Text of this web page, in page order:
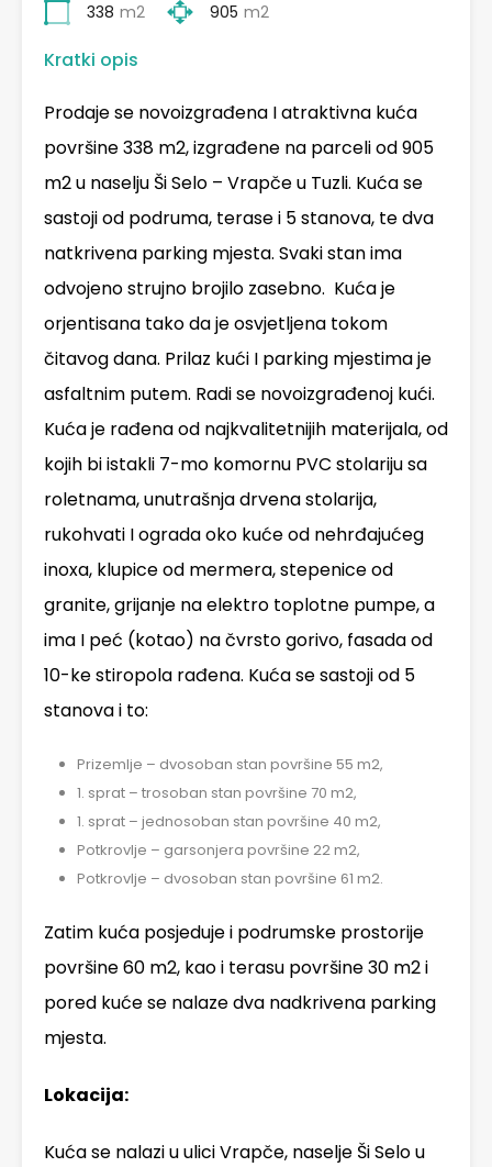
338 m2 905 m2
Kratki opis
Prodaje se novoizgrađena I atraktivna kuća
površine 338 m2, izgrađene na parceli od 905
m2 u naselju Ši Selo – Vrapče u Tuzli. Kuća se
sastoji od podruma, terase i 5 stanova, te dva
natkrivena parking mjesta. Svaki stan ima
odvojeno strujno brojilo zasebno. Kuća je
orjentisana tako da je osvjetljena tokom
čitavog dana. Prilaz kući I parking mjestima je
asfaltnim putem. Radi se novoizgrađenoj kući.
Kuća je rađena od najkvalitetnijih materijala, od
kojih bi istakli 7-mo komornu PVC stolariju sa
roletnama, unutrašnja drvena stolarija,
rukohvati I ograda oko kuće od nehrđajućeg
inoxa, klupice od mermera, stepenice od
granite, grijanje na elektro toplotne pumpe, a
ima I peć (kotao) na čvrsto gorivo, fasada od
10-ke stiropola rađena. Kuća se sastoji od 5
stanova i to:
Prizemlje – dvosoban stan površine 55 m2,
1. sprat – trosoban stan površine 70 m2,
1. sprat – jednosoban stan površine 40 m2,
Potkrovlje – garsonjera površine 22 m2,
Potkrovlje – dvosoban stan površine 61 m2.
Zatim kuća posjeduje i podrumske prostorije
površine 60 m2, kao i terasu površine 30 m2 i
pored kuće se nalaze dva nadkrivena parking
mjesta.
Lokacija:
Kuća se nalazi u ulici Vrapče, naselje Ši Selo u